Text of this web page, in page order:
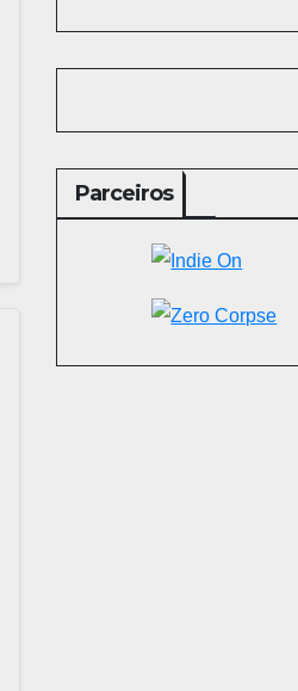
Parceiros